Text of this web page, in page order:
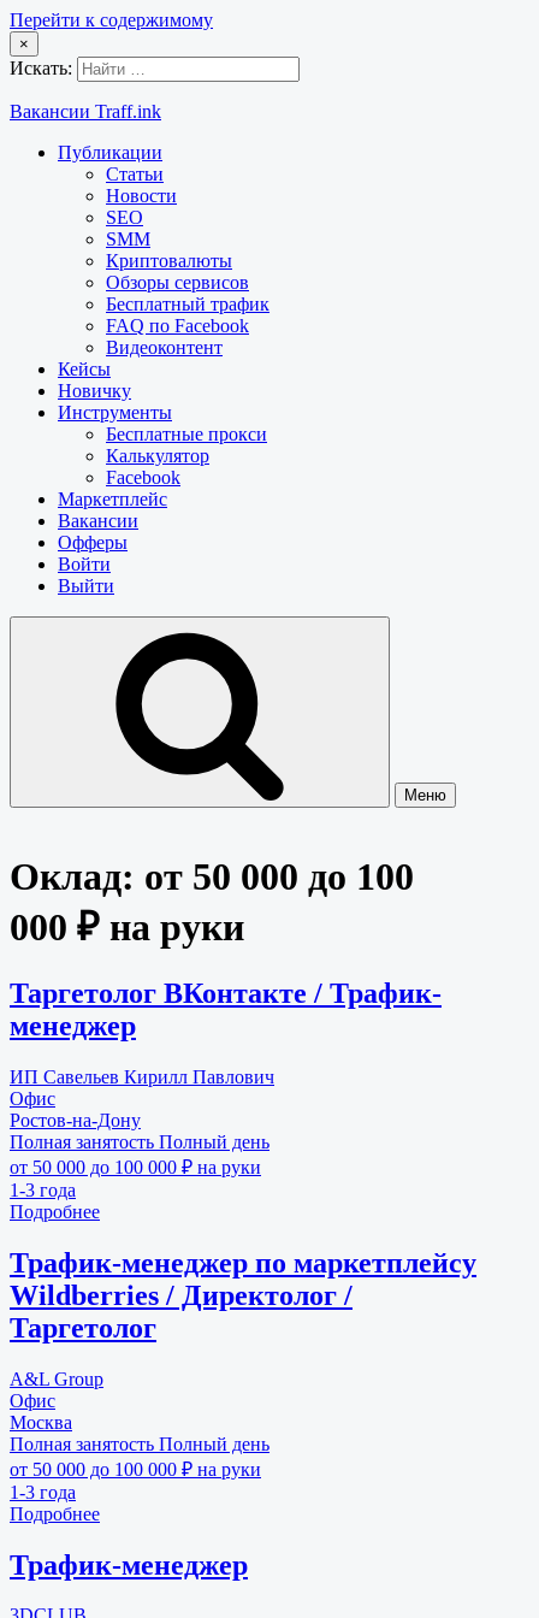
Перейти к содержимому
×
Искать:
Вакансии Traff.ink
Публикации
Статьи
Новости
SEO
SMM
Криптовалюты
Обзоры сервисов
Бесплатный трафик
FAQ по Facebook
Видеоконтент
Кейсы
Новичку
Инструменты
Бесплатные прокси
Калькулятор
Facebook
Маркетплейс
Вакансии
Офферы
Войти
Выйти
Меню
Оклад: от 50 000 до 100
000 ₽ на руки
Таргетолог ВКонтакте / Трафик-
менеджер
ИП Савельев Кирилл Павлович
Офис
Ростов-на-Дону
Полная занятость Полный день
от 50 000 до 100 000 ₽ на руки
1-3 года
Подробнее
Трафик-менеджер по маркетплейсу
Wildberries / Директолог /
Таргетолог
A&L Group
Офис
Москва
Полная занятость Полный день
от 50 000 до 100 000 ₽ на руки
1-3 года
Подробнее
Трафик-менеджер